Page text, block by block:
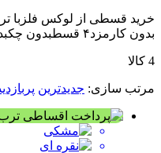
سینماز
شفق
شنیا
کارن
گلبرگ
گلنام
لوکس
خرید قسطی از لوکس فلز با
بدون کارمزد۴ قسط بدون چک
4 کالا
مرتب‌ سازی: جدیدترین